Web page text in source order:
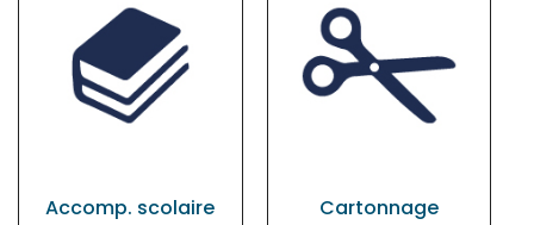
Accomp. scolaire Cartonnage